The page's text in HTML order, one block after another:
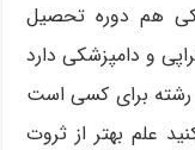
هم دوره تحصیل
و دامپزشکی دارد
برای کسی است
علم بهتر از ثروت